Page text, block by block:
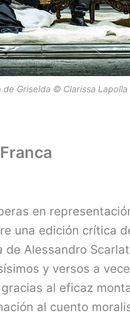
de Griselda © Clarissa Lapolla
en
una edición crítica
de Alessandro
y versos a
al eficaz
al cuento